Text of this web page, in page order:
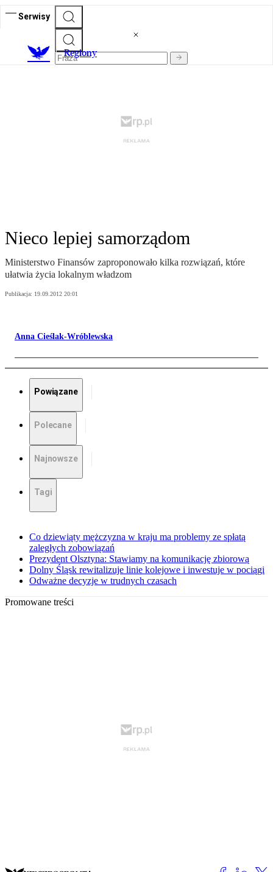
Serwisy
Regiony
Nieco lepiej samorządom
Ministerstwo Finansów zaproponowało kilka rozwiązań, które
ułatwia życia lokalnym władzom
Publikacja: 19.09.2012 20:01
Anna Cieślak-Wróblewska
Powiązane
Polecane
Najnowsze
Tagi
Co dziewiąty mężczyzna w kraju ma problemy ze spłatą
zaległych zobowiązań
Prezydent Olsztyna: Stawiamy na komunikację zbiorową
Dolny Śląsk rewitalizuje linie kolejowe i inwestuje w pociągi
Odważne decyzje w trudnych czasach
Promowane treści